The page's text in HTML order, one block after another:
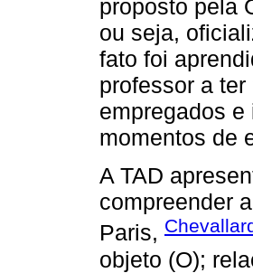
proposto pela
ou seja,
fato foi
professor a ter
empregados
momentos de
A TAD
compreender
Paris,
objeto (O);